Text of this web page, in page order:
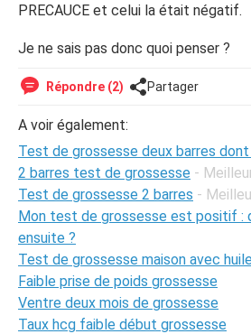
PRECAUCE et celui la était négatif.
Je ne sais pas donc quoi penser ?
Répondre (2) Partager
A voir également:
Test de grossesse deux barres
2 barres test de grossesse -
Test de grossesse 2 barres -
Mon test de grossesse est positif :
ensuite ?
Test de grossesse maison avec
Faible prise de poids grossesse
Ventre deux mois de grossesse
Taux hcg faible début grossesse